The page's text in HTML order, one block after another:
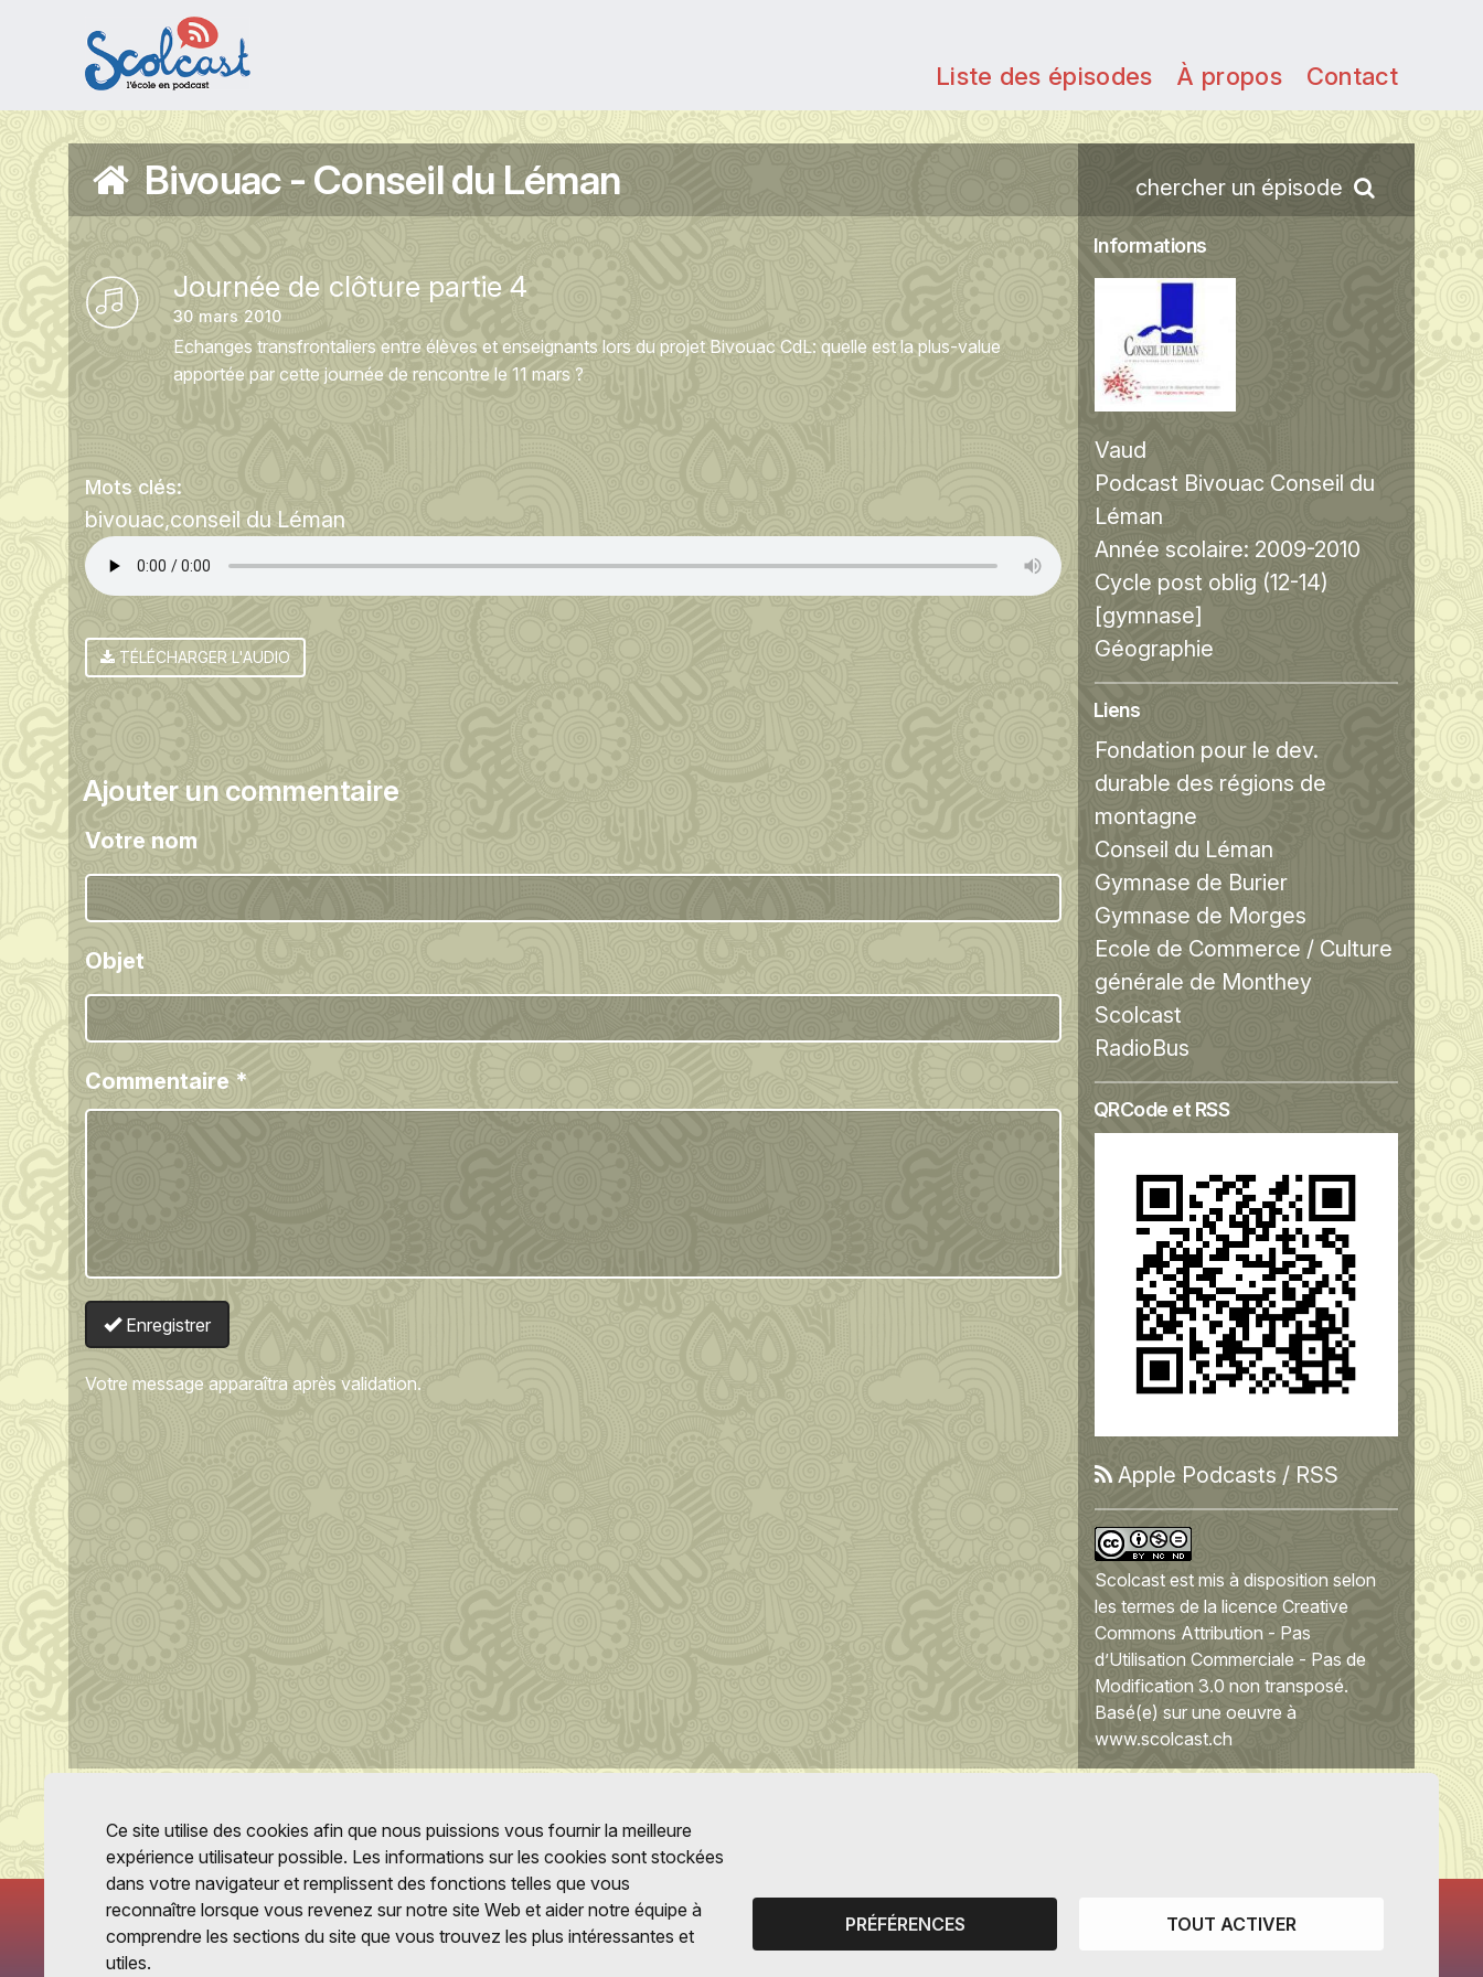
Aller au contenu principal
Liste des épisodes À propos Contact
Bivouac - Conseil du Léman chercher un épisode
Journée de clôture partie 4
30 mars 2010
Echanges transfrontaliers entre élèves et enseignants lors du projet Bivouac CdL: quelle est la plus-value
apportée par cette journée de rencontre le 11 mars ?
Mots clés:
bivouac conseil du Léman
TÉLÉCHARGER L'AUDIO
Ajouter un commentaire
Votre nom
Objet
Commentaire *
Enregistrer
Votre message apparaîtra après validation.
Informations
Vaud
Podcast Bivouac Conseil du
Léman
Année scolaire: 2009-2010
Cycle post oblig (12-14)
[gymnase]
Géographie
Liens
Fondation pour le dev.
durable des régions de
montagne
Conseil du Léman
Gymnase de Burier
Gymnase de Morges
Ecole de Commerce / Culture
générale de Monthey
Scolcast
RadioBus
QRCode et RSS
Apple Podcasts / RSS
Scolcast est mis à disposition selon
les termes de la licence Creative
Commons Attribution - Pas
d’Utilisation Commerciale - Pas de
Modification 3.0 non transposé.
Basé(e) sur une oeuvre à
www.scolcast.ch
Ce site utilise des cookies afin que nous puissions vous fournir la meilleure
expérience utilisateur possible. Les informations sur les cookies sont stockées
dans votre navigateur et remplissent des fonctions telles que vous
reconnaître lorsque vous revenez sur notre site Web et aider notre équipe à
comprendre les sections du site que vous trouvez les plus intéressantes et
utiles.
PRÉFÉRENCES TOUT ACTIVER